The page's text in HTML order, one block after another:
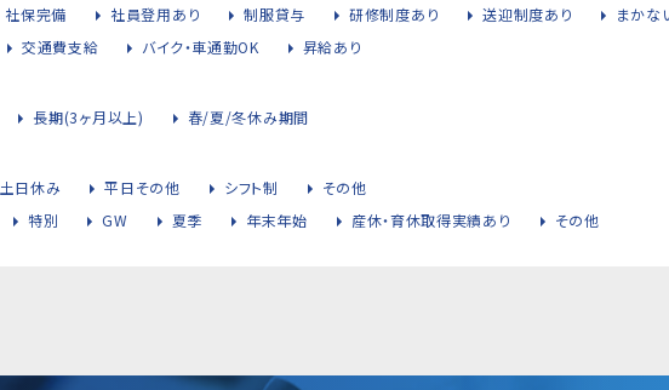
社保完備 社員登用あり 制服貸与 研修制度あり 送迎制度あり まかな
交通費支給 バイク・車通勤OK 昇給あり
長期(3ヶ月以上) 春/夏/冬休み期間
土日休み 平日その他 シフト制
その他
特別 GW 夏季 年末年始 産休・育休取得実績あり その他